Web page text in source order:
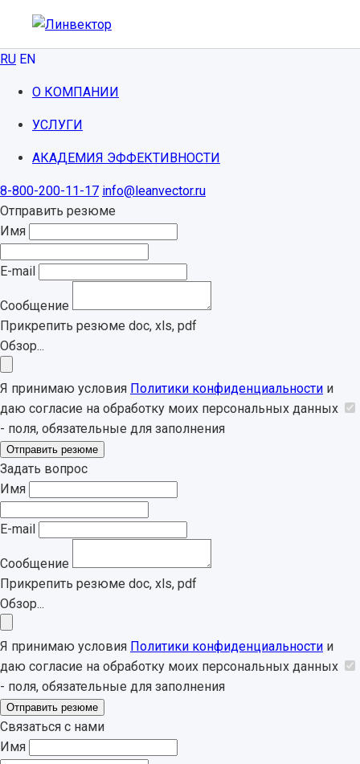
RU EN
О КОМПАНИИ
УСЛУГИ
АКАДЕМИЯ ЭФФЕКТИВНОСТИ
8-800-200-11-17 info@leanvector.ru
Отправить резюме
Имя
E-mail
Сообщение
Прикрепить резюме doc, xls, pdf
Обзор...
Я принимаю условия Политики конфиденциальности и
даю согласие на обработку моих персональных данных
- поля, обязательные для заполнения
Отправить резюме
Задать вопрос
Имя
E-mail
Сообщение
Прикрепить резюме doc, xls, pdf
Обзор...
Я принимаю условия Политики конфиденциальности и
даю согласие на обработку моих персональных данных
- поля, обязательные для заполнения
Отправить резюме
Связаться с нами
Имя